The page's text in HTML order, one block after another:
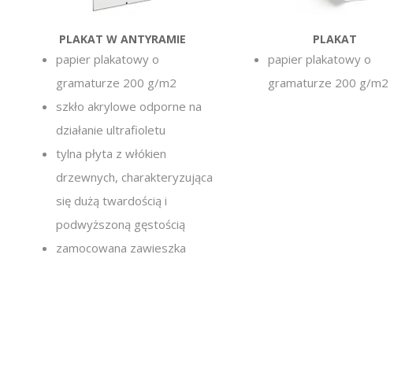
PLAKAT W ANTYRAMIE
papier plakatowy o
gramaturze 200 g/m2
szkło akrylowe odporne na
działanie ultrafioletu
tylna płyta z włókien
drzewnych, charakteryzująca
się dużą twardością i
podwyższoną gęstością
zamocowana zawieszka
PLAKAT
papier plakatowy o
gramaturze 200 g/m2